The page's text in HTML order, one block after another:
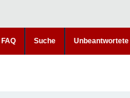
FAQ Suche Unbeantwortete